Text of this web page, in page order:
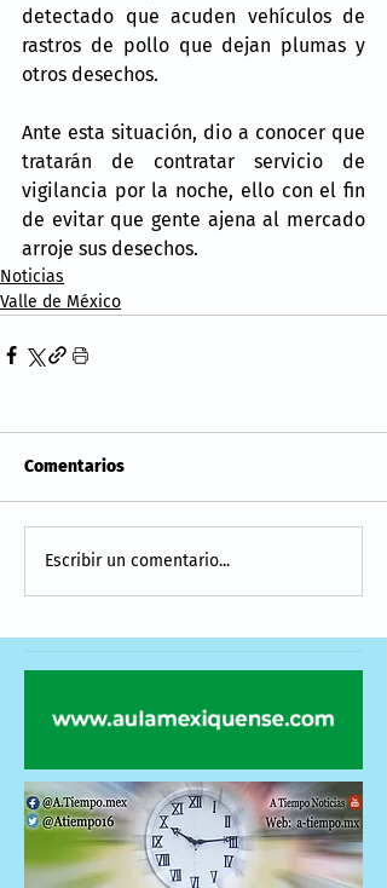
detectado que acuden vehículos de
rastros de pollo que dejan plumas y
otros desechos.
Ante esta situación, dio a conocer que
tratarán de contratar servicio de
vigilancia por la noche, ello con el fin
de evitar que gente ajena al mercado
arroje sus desechos.
Noticias
Valle de México
Comentarios
Escribir un comentario...